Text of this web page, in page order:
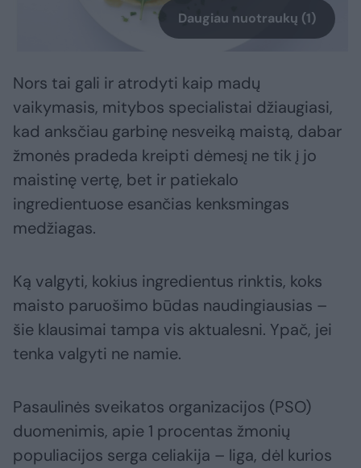
Daugiau nuotraukų (1)
Nors tai gali ir atrodyti kaip madų
vaikymasis, mitybos specialistai džiaugiasi,
kad anksčiau garbinę nesveiką maistą, dabar
žmonės pradeda kreipti dėmesį ne tik į jo
maistinę vertę, bet ir patiekalo
ingredientuose esančias kenksmingas
medžiagas.
Ką valgyti, kokius ingredientus rinktis, koks
maisto paruošimo būdas naudingiausias –
šie klausimai tampa vis aktualesni. Ypač, jei
tenka valgyti ne namie.
Pasaulinės sveikatos organizacijos (PSO)
duomenimis, apie 1 procentas žmonių
populiacijos serga celiakija – liga, dėl kurios